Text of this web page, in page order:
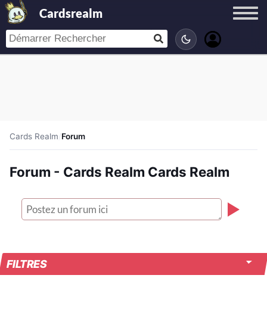
Cardsrealm
Cards Realm/Forum
Forum - Cards Realm Cards Realm
FILTRES